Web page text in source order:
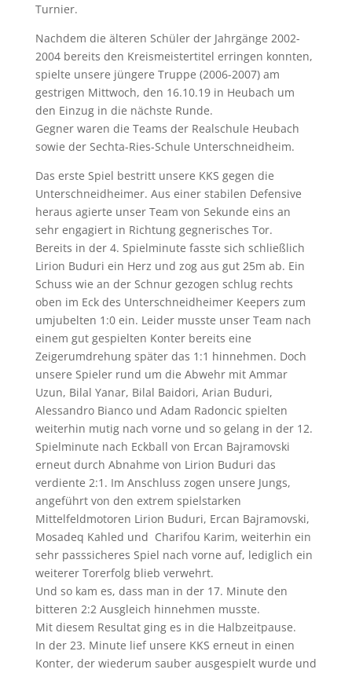
Turnier.
Nachdem die älteren Schüler der Jahrgänge 2002-
2004 bereits den Kreismeistertitel erringen konnten,
spielte unsere jüngere Truppe (2006-2007) am
gestrigen Mittwoch, den 16.10.19 in Heubach um
den Einzug in die nächste Runde.
Gegner waren die Teams der Realschule Heubach
sowie der Sechta-Ries-Schule Unterschneidheim.
Das erste Spiel bestritt unsere KKS gegen die
Unterschneidheimer. Aus einer stabilen Defensive
heraus agierte unser Team von Sekunde eins an
sehr engagiert in Richtung gegnerisches Tor.
Bereits in der 4. Spielminute fasste sich schließlich
Lirion Buduri ein Herz und zog aus gut 25m ab. Ein
Schuss wie an der Schnur gezogen schlug rechts
oben im Eck des Unterschneidheimer Keepers zum
umjubelten 1:0 ein. Leider musste unser Team nach
einem gut gespielten Konter bereits eine
Zeigerumdrehung später das 1:1 hinnehmen. Doch
unsere Spieler rund um die Abwehr mit Ammar
Uzun, Bilal Yanar, Bilal Baidori, Arian Buduri,
Alessandro Bianco und Adam Radoncic spielten
weiterhin mutig nach vorne und so gelang in der 12.
Spielminute nach Eckball von Ercan Bajramovski
erneut durch Abnahme von Lirion Buduri das
verdiente 2:1. Im Anschluss zogen unsere Jungs,
angeführt von den extrem spielstarken
Mittelfeldmotoren Lirion Buduri, Ercan Bajramovski,
Mosadeq Kahled und Charifou Karim, weiterhin ein
sehr passsicheres Spiel nach vorne auf, lediglich ein
weiterer Torerfolg blieb verwehrt.
Und so kam es, dass man in der 17. Minute den
bitteren 2:2 Ausgleich hinnehmen musste.
Mit diesem Resultat ging es in die Halbzeitpause.
In der 23. Minute lief unsere KKS erneut in einen
Konter, der wiederum sauber ausgespielt wurde und